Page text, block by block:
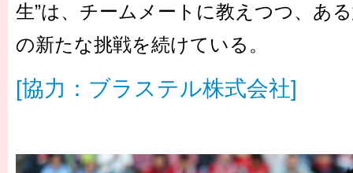
生”は、チームメートに教えつつ、あ
の新たな挑戦を続けている。
[協力：ブラステル株式会社]